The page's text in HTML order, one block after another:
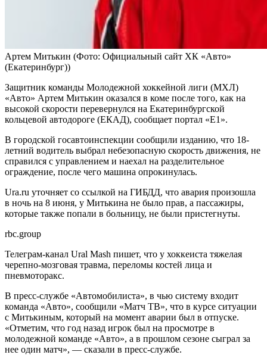
Артем Митькин (Фото: Официальный сайт ХК «‎Авто»
(Екатеринбург))
Защитник команды Молодежной хоккейной лиги (МХЛ)
«Авто» Артем Митькин оказался в коме после того, как на
высокой скорости перевернулся на Екатеринбургской
кольцевой автодороге (ЕКАД), сообщает портал «E1».
В городской госавтоинспекции сообщили изданию, что 18-
летний водитель выбрал небезопасную скорость движения, не
справился с управлением и наехал на разделительное
ограждение, после чего машина опрокинулась.
Ura.ru уточняет со ссылкой на ГИБДД, что авария произошла
в ночь на 8 июня, у Митькина не было прав, а пассажиры,
которые также попали в больницу, не были пристегнуты.
rbc.group
Телеграм-канал Ural Mash пишет, что у хоккеиста тяжелая
черепно-мозговая травма, переломы костей лица и
пневмоторакс.
В пресс‑службе «Автомобилиста», в чью систему входит
команда «Авто», сообщили «Матч ТВ», что в курсе ситуации
с Митькиным, который на момент аварии был в отпуске.
«Отметим, что год назад игрок был на просмотре в
молодежной команде «Авто», а в прошлом сезоне сыграл за
нее один матч», — сказали в пресс-службе.